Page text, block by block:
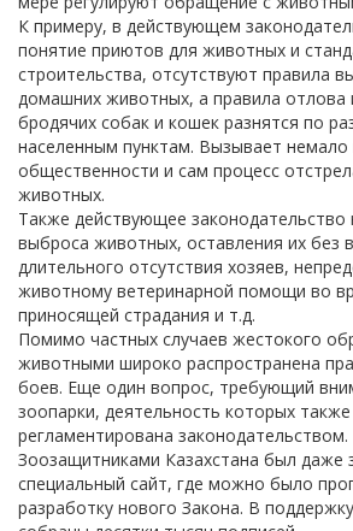
К примеру, в действующем
понятие приютов для животных и
строительства, отсутствуют правила
домашних животных, а правила отлова
бродячих собак и кошек разнятся по
населенным пунктам. Вызывает немало
общественности и сам процесс
животных.
Также действующее
выброса животных, оставления их без
длительного отсутствия хозяев,
животному ветеринарной помощи во
приносящей страдания и т.д.
Помимо частных случаев жестокого
животными широко распространена
боев. Еще один вопрос, требующий
зоопарки, деятельность которых
регламентирована законодательством.
Зоозащитниками Казахстана был даже
специальный сайт, где можно было
разработку нового Закона. В